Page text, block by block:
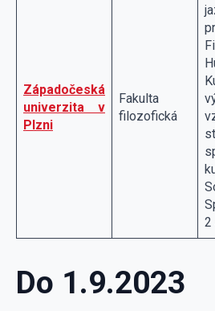
Západočeská
univerzita v
Plzni
Fakulta
filozofická
2
Do 1.9.2023